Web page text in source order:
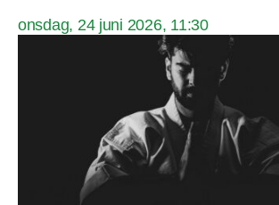
onsdag, 24 juni 2026, 11:30